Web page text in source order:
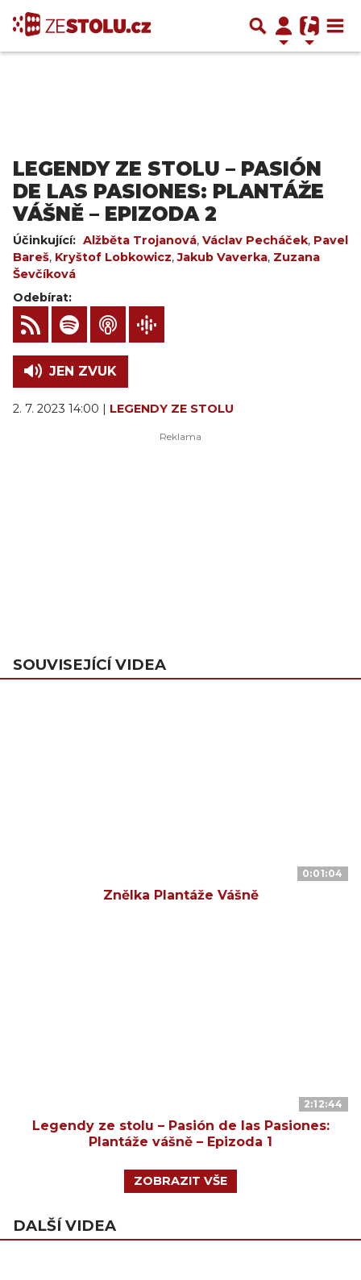
LEGENDY ZE STOLU – PASIÓN
DE LAS PASIONES: PLANTÁŽE
VÁŠNĚ – EPIZODA 2
Účinkující: Alžběta Trojanová, Václav Pecháček, Pavel
Bareš, Kryštof Lobkowicz,Jakub Vaverka, Zuzana
Ševčíková
Odebírat:
JEN ZVUK
2. 7. 2023 14:00 | LEGENDY ZE STOLU
SOUVISEJÍCÍ VIDEA
0:01:04
Znělka Plantáže Vášně
2:12:44
Legendy ze stolu – Pasión de las Pasiones:
Plantáže vášně – Epizoda 1
ZOBRAZIT VŠE
DALŠÍ VIDEA